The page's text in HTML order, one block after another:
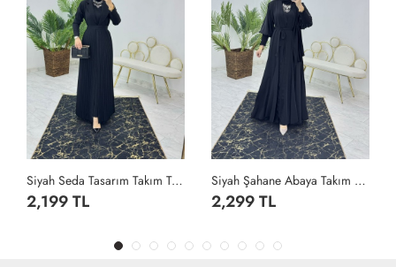
Siyah Seda Tasarım Takım Tesettür Giyim Siyah
2,199 TL
Siyah Şahane Abaya Takım Tesettür Giyim Siyah
2,299 TL